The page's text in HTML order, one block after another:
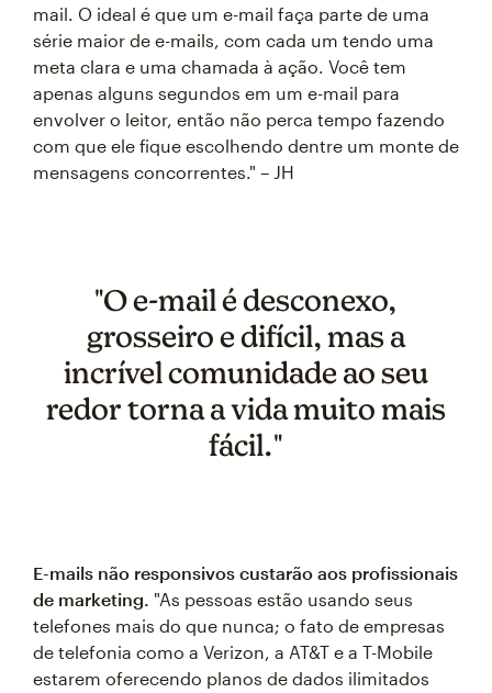
mail. O ideal é que um e-mail faça parte de uma
série maior de e-mails, com cada um tendo uma
meta clara e uma chamada à ação. Você tem
apenas alguns segundos em um e-mail para
envolver o leitor, então não perca tempo fazendo
com que ele fique escolhendo dentre um monte de
mensagens concorrentes." – JH
"O e-mail é desconexo,
grosseiro e difícil, mas a
incrível comunidade ao seu
redor torna a vida muito mais
fácil."
E-mails não responsivos custarão aos profissionais
de marketing. "As pessoas estão usando seus
telefones mais do que nunca; o fato de empresas
de telefonia como a Verizon, a AT&T e a T-Mobile
estarem oferecendo planos de dados ilimitados